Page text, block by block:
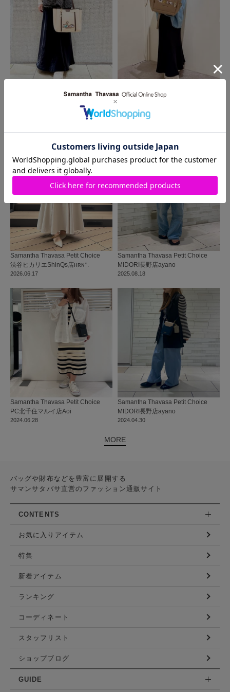
MORE
2026.06.17
Samantha Thavasa Petit Choice
渋谷ヒカリエShinQs店ʜʀɴ*.
2025.08.18
Samantha Thavasa Petit Choice
MIDORI長野店ayano
2024.06.28
Samantha Thavasa Petit Choice
PC北千住マルイ店Aoi
2024.04.30
Samantha Thavasa Petit Choice
MIDORI長野店ayano
MORE
バッグや財布などを豊富に展開する
サマンサタバサ直営のファッション通販サイト
CONTENTS
お気に入りアイテム
特集
新着アイテム
ランキング
コーディネート
スタッフリスト
ショップブログ
GUIDE